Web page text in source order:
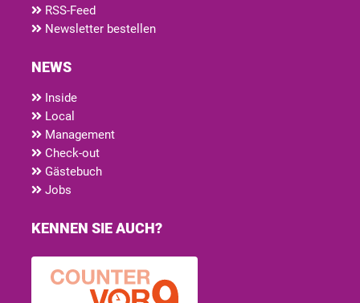
RSS-Feed
Newsletter bestellen
NEWS
Inside
Local
Management
Check-out
Gästebuch
Jobs
KENNEN SIE AUCH?